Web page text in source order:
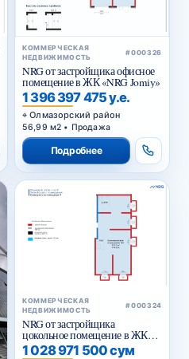
КОММЕРЧЕСКАЯ
НЕДВИЖИМОСТЬ
#000326
NRG от застройщика офисное
помещение в ЖК «NRG Jomiy»
1 396 397 475 у.е.
Олмазорский район
56,99 м2 • Продажа
Подробнее
КОММЕРЧЕСКАЯ
НЕДВИЖИМОСТЬ
#000324
NRG от застройщика
цокольное помещение в ЖК
«NRG Yangi Baxt »
1 028 971 500 сум